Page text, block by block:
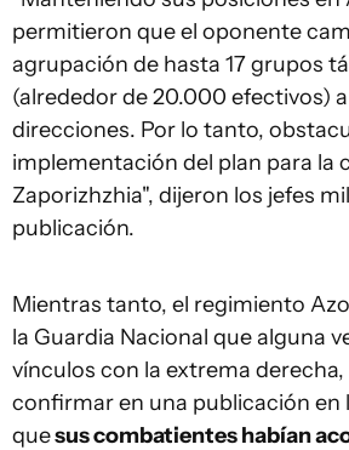
permitieron que el oponente
agrupación de hasta 17 grupos
(alrededor de 20.000 efectivos)
direcciones. Por lo tanto,
implementación del plan para la
Zaporizhzhia", dijeron los jefes
publicación.
Mientras tanto, el regimiento
la Guardia Nacional que alguna
vínculos con la extrema
confirmar en una publicación en
quesus combatientes habían